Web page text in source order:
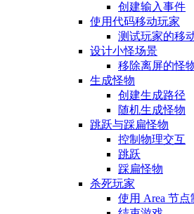
创建输入事件
使用代码移动玩家
测试玩家的移
设计小怪场景
移除离屏的怪
生成怪物
创建生成路径
随机生成怪物
跳跃与踩扁怪物
控制物理交互
跳跃
踩扁怪物
杀死玩家
使用 Area 节